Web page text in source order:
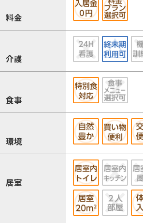
料金
介護
食事
環境
居室